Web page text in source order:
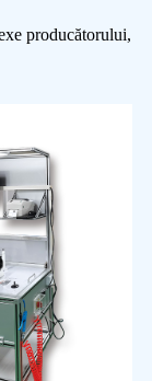
producătorului,